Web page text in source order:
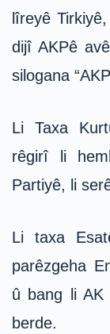
lîreyê
dijî AKPê
silogana
Li Taxa
rêgirî li
Partiyê, li
Li taxa
parêzgeha
û bang li AK
berde.